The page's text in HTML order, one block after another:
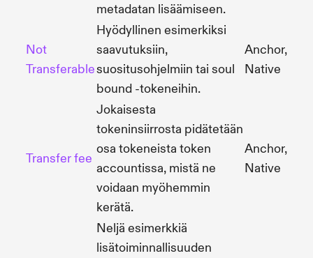
metadatan lisäämiseen.
Not
Transferable
Hyödyllinen esimerkiksi
saavutuksiin,
suositusohjelmiin tai soul
bound -tokeneihin.
Anchor,
Native
Transfer fee
Jokaisesta
tokeninsiirrosta pidätetään
osa tokeneista token
accountissa, mistä ne
voidaan myöhemmin
kerätä.
Anchor,
Native
Neljä esimerkkiä
lisätoiminnallisuuden